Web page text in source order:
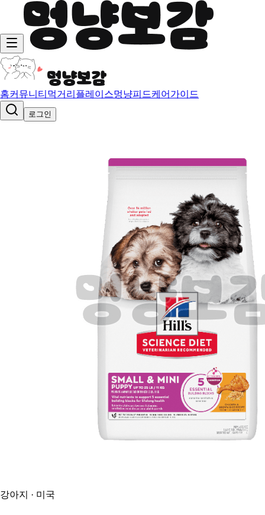
홈커뮤니티 먹거리 플레이스멍냥피드케어가이드
로그인
강아지 · 미국